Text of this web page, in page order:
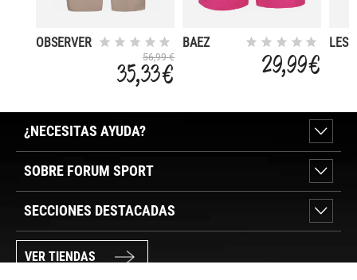
OBSERVER
56,99 €
35,33 €
BAEZ
29,99 €
¿NECESITAS AYUDA?
SOBRE FORUM SPORT
SECCIONES DESTACADAS
VER TIENDAS